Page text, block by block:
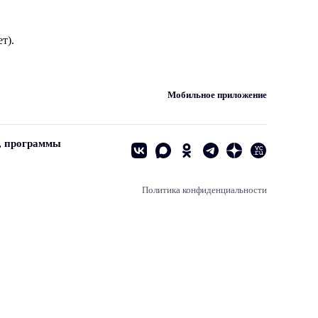
Мобильное приложение
программы
Политика конфиденциальности